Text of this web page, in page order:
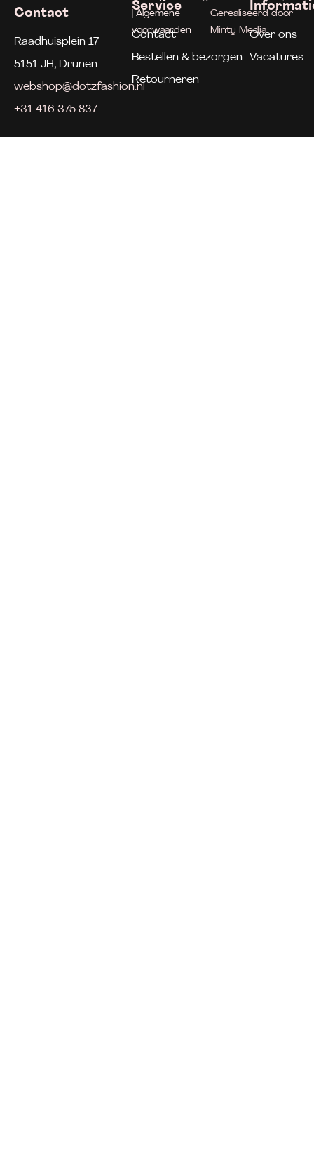
Contact
Raadhuisplein 17
5151 JH, Drunen
webshop@dotzfashion.nl
+31 416 375 837
Service
Contact
Bestellen & bezorgen
Retourneren
Over ons
Vacatures
| Algemene
voorwaarden
Gerealiseerd door
Minty Media